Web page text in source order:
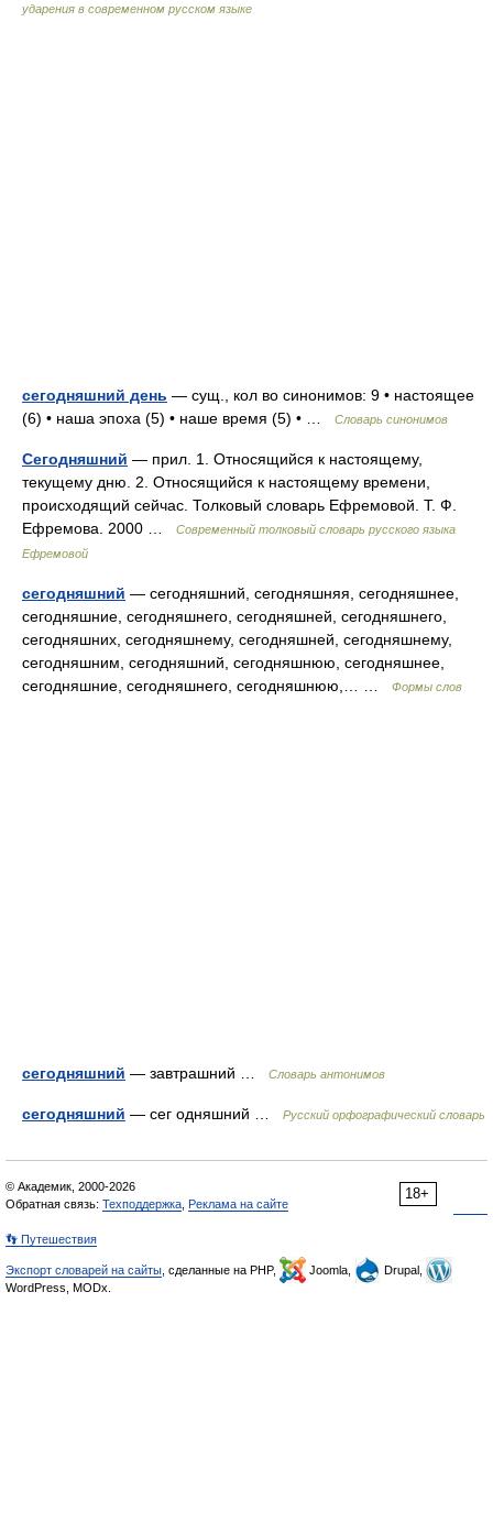
ударения в современном русском языке
сегодняшний день — сущ., кол во синонимов: 9 • настоящее
(6) • наша эпоха (5) • наше время (5) • …
Словарь синонимов
Сегодняшний — прил. 1. Относящийся к настоящему,
текущему дню. 2. Относящийся к настоящему времени,
происходящий сейчас. Толковый словарь Ефремовой. Т. Ф.
Ефремова. 2000 …
Современный толковый словарь русского языка
Ефремовой
сегодняшний — сегодняшний, сегодняшняя, сегодняшнее,
сегодняшние, сегодняшнего, сегодняшней, сегодняшнего,
сегодняшних, сегодняшнему, сегодняшней, сегодняшнему,
сегодняшним, сегодняшний, сегодняшнюю, сегодняшнее,
сегодняшние, сегодняшнего, сегодняшнюю,… …
Формы слов
сегодняшний — завтрашний … Словарь антонимов
сегодняшний — сег одняшний … Русский орфографический словарь
18+
© Академик, 2000-2026
Обратная связь: Техподдержка Реклама на сайте
👣 Путешествия
Экспорт словарей на сайты , сделанные на PHP, Joomla,
Drupal,
WordPress, MODx.